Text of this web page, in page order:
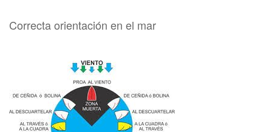
Correcta orientación en el mar